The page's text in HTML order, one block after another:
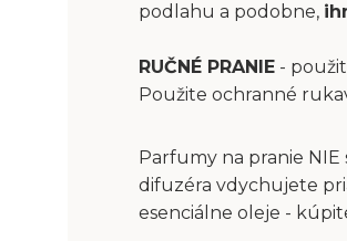
podlahu a podobne,
RUČNÉ PRANIE-
Použite ochranné
Parfumy na pranie
difuzéra vdychujete
esenciálne oleje -